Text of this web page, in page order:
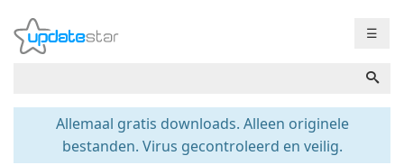
☰
Allemaal gratis downloads. Alleen originele
bestanden. Virus gecontroleerd en veilig.